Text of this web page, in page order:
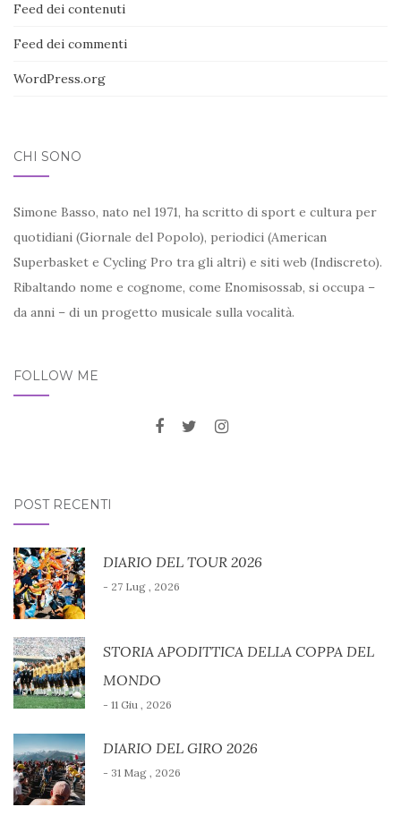
Feed dei contenuti
Feed dei commenti
WordPress.org
CHI SONO
Simone Basso, nato nel 1971, ha scritto di sport e cultura per
quotidiani (Giornale del Popolo), periodici (American
Superbasket e Cycling Pro tra gli altri) e siti web (Indiscreto).
Ribaltando nome e cognome, come Enomisossab, si occupa –
da anni – di un progetto musicale sulla vocalità.
FOLLOW ME
POST RECENTI
DIARIO DEL TOUR 2026
- 27 Lug , 2026
STORIA APODITTICA DELLA COPPA DEL
MONDO
- 11 Giu , 2026
DIARIO DEL GIRO 2026
- 31 Mag , 2026